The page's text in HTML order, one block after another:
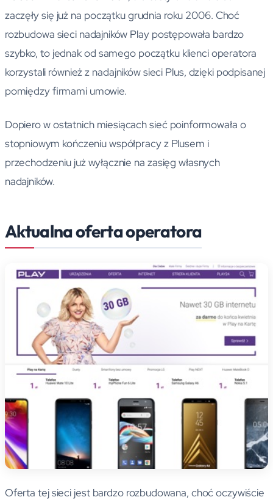
zaczęły się już na początku grudnia roku 2006. Choć
rozbudowa sieci nadajników Play postępowała bardzo
szybko, to jednak od samego początku klienci operatora
korzystali również z nadajników sieci Plus, dzięki podpisanej
pomiędzy firmami umowie.
Dopiero w ostatnich miesiącach sieć poinformowała o
stopniowym kończeniu współpracy z Plusem i
przechodzeniu już wyłącznie na zasięg własnych
nadajników.
Aktualna oferta operatora
Oferta tej sieci jest bardzo rozbudowana, choć oczywiście